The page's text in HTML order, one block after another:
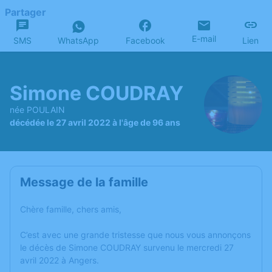
Partager
SMS WhatsApp Facebook E-mail Lien
Simone COUDRAY
née POULAIN
décédée le 27 avril 2022 à l'âge de 96 ans
Message de la famille
Chère famille, chers amis,
C’est avec une grande tristesse que nous vous annonçons
le décès de Simone COUDRAY survenu le mercredi 27
avril 2022 à Angers.